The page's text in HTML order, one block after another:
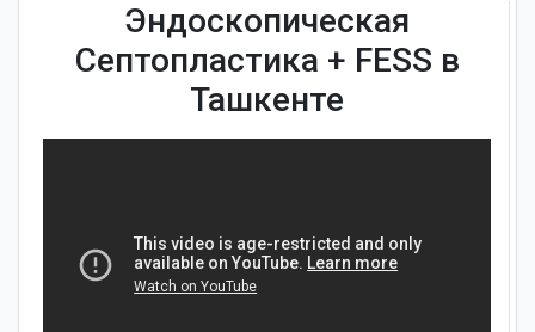
Эндоскопическая
Септопластика + FESS в
Ташкенте